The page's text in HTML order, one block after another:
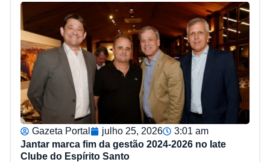
Gazeta Portal julho 25, 2026
3:01 am
Jantar marca fim da gestão 2024-2026 no Iate
Clube do Espírito Santo